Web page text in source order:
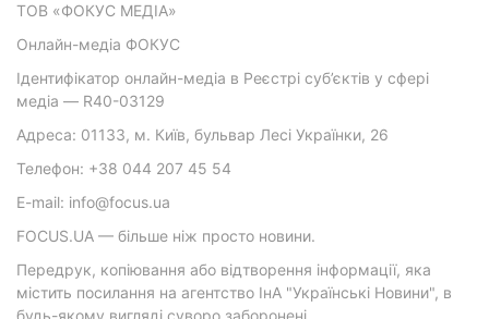
ТОВ «ФОКУС МЕДІА»
Онлайн-медіа ФОКУС
Ідентифікатор онлайн-медіа в Реєстрі суб’єктів у сфері
медіа — R40-03129
Адреса: 01133, м. Київ, бульвар Лесі Українки, 26
Телефон: +38 044 207 45 54
E-mail: info@focus.ua
FOCUS.UA — більше ніж просто новини.
Передрук, копіювання або відтворення інформації, яка
містить посилання на агентство ІнА "Українські Новини", в
будь-якому вигляді суворо заборонені.